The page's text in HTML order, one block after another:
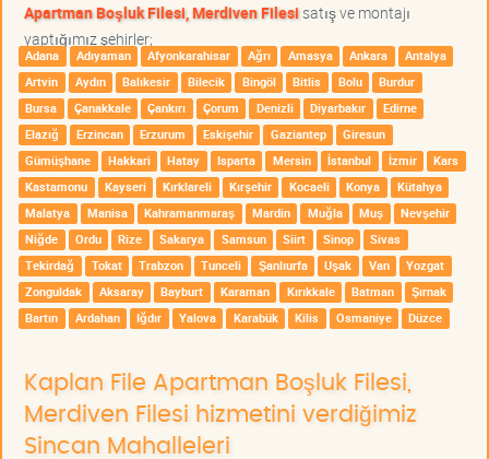
Apartman Boşluk Filesi, Merdiven Filesisatış ve montajı
yaptığımız şehirler;
Adana Adıyaman Afyonkarahisar Ağrı Amasya Ankara
Antalya
Artvin
Aydın Balıkesir Bilecik Bingöl Bitlis Bolu
Burdur
Bursa
Çanakkale Çankırı Çorum Denizli Diyarbakır
Edirne
Elazığ
Erzincan Erzurum Eskişehir Gaziantep
Giresun
Gümüşhane
Hakkari Hatay Isparta Mersin İstanbul İzmir
Kars
Kastamonu
Kayseri Kırklareli Kırşehir Kocaeli Konya
Kütahya
Malatya
Manisa Kahramanmaraş Mardin Muğla Muş
Nevşehir
Niğde
Ordu Rize Sakarya Samsun Siirt Sinop
Sivas
Tekirdağ
Tokat Trabzon Tunceli Şanlıurfa Uşak Van
Yozgat
Zonguldak
Aksaray Bayburt Karaman Kırıkkale Batman
Şırnak
Bartın
Ardahan Iğdır Yalova Karabük Kilis Osmaniye Düzce
Kaplan File Apartman Boşluk Filesi,
Merdiven Filesi hizmetini verdiğimiz
Sincan Mahalleleri